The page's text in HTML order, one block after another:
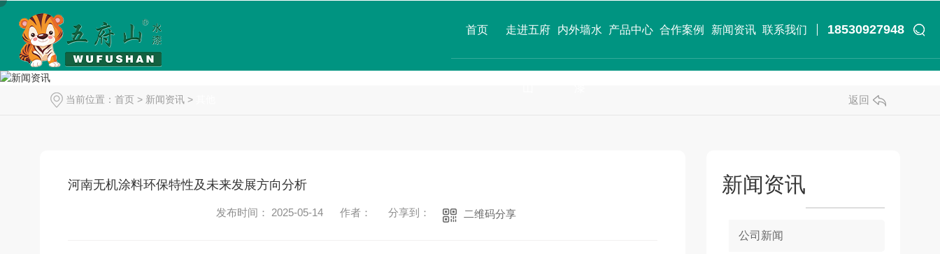
首页 走进五府 内外墙水 产品中心 合作案例 新闻资讯 联系我们 18530927948
当前位置： 首页 > 新闻资讯 > 返回
河南无机涂料环保特性及未来发展方向分析
发布时间： 2025-05-14 作者： 分享到： 二维码分享
新闻资讯
公司新闻